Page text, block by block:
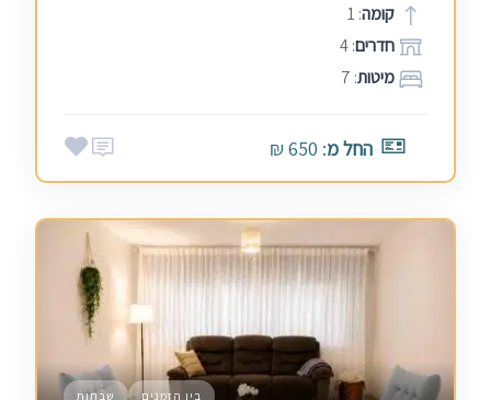
קומה: 1
חדרים: 4
מיטות: 7
החל מ: 650 ₪
בין הזמנים שבתות